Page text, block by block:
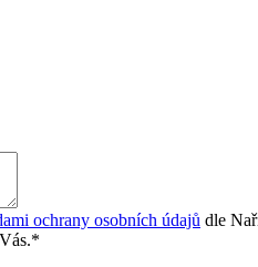
ochrany osobních údajů dle